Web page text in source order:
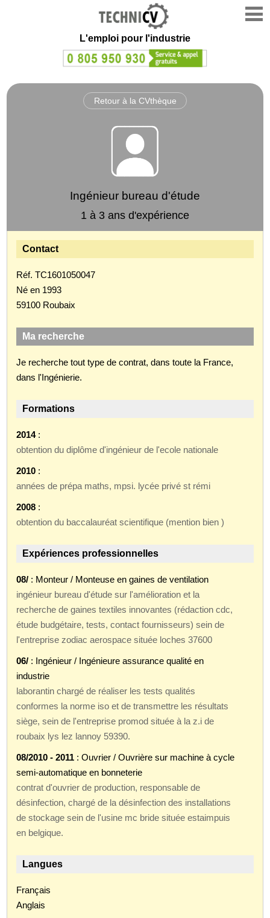
L'emploi pour l'industrie
Retour à la CVthèque
Ingénieur bureau d'étude
1 à 3 ans d'expérience
Contact
Réf. TC1601050047
Né en 1993
59100 Roubaix
Ma recherche
Je recherche tout type de contrat, dans toute la France,
dans l'Ingénierie.
Formations
2014:
obtention du diplôme d'ingénieur de l'ecole nationale
2010 :
années de prépa maths, mpsi. lycée privé st rémi
2008 :
obtention du baccalauréat scientifique (mention bien )
Expériences professionnelles
08/ : Monteur / Monteuse en gaines de ventilation
ingénieur bureau d'étude sur l'amélioration et la
recherche de gaines textiles innovantes (rédaction cdc,
étude budgétaire, tests, contact fournisseurs) sein de
l'entreprise zodiac aerospace située loches 37600
06/ : Ingénieur / Ingénieure assurance qualité en
industrie
laborantin chargé de réaliser les tests qualités
conformes la norme iso et de transmettre les résultats
siège, sein de l'entreprise promod située à la z.i de
roubaix lys lez lannoy 59390.
08/2010 - 2011 : Ouvrier / Ouvrière sur machine à cycle
semi-automatique en bonneterie
contrat d'ouvrier de production, responsable de
désinfection, chargé de la désinfection des installations
de stockage sein de l'usine mc bride située estaimpuis
en belgique.
Langues
Français
Anglais